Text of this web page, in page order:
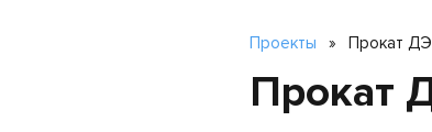
Проекты » Прокат
Прокат